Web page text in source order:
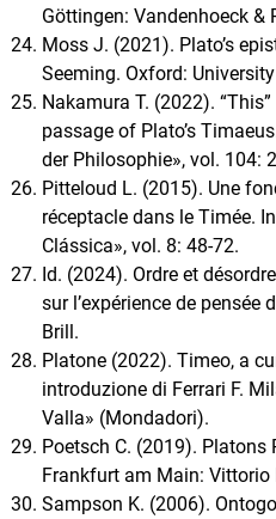
Göttingen: Vandenhoeck &
Moss J. (2021). Plato’s
Seeming. Oxford:
Nakamura T. (2022).
passage of Plato’s
der Philosophie», vol. 104:
Pitteloud L. (2015). Une
réceptacle dans le Timée.
Clássica», vol. 8: 48-72.
Id. (2024). Ordre et
sur l’expérience de pensée
Brill.
Platone (2022). Timeo, a
introduzione di Ferrari F.
Valla» (Mondadori).
Poetsch C. (2019). Platons
Frankfurt am Main: Vittorio
Sampson K. (2006).